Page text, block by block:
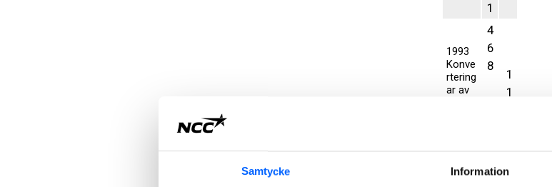
Samtycke Information
1
1993
Konve
rtering
ar av
4
6
8
1
1
1993